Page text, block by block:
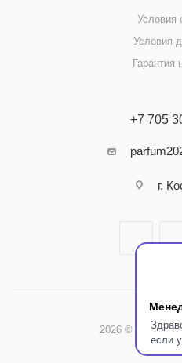
если
Условия
Условия
Гарантия
+7 705
г.
2026 ©